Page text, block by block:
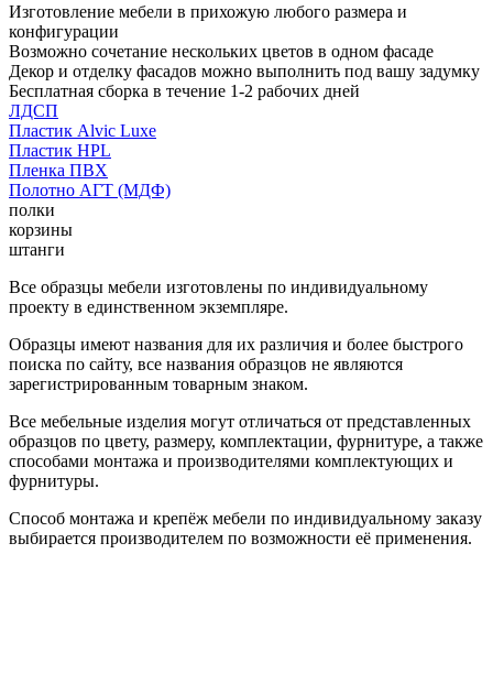
Изготовление мебели в прихожую любого размера и
конфигурации
Возможно сочетание нескольких цветов в одном фасаде
Декор и отделку фасадов можно выполнить под вашу задумку
Бесплатная сборка в течение 1-2 рабочих дней
ЛДСП
Пластик Alvic Luxe
Пластик HPL
Пленка ПВХ
Полотно АГТ (МДФ)
полки
корзины
штанги
Все образцы мебели изготовлены по индивидуальному
проекту в единственном экземпляре.
Образцы имеют названия для их различия и более быстрого
поиска по сайту, все названия образцов не являются
зарегистрированным товарным знаком.
Все мебельные изделия могут отличаться от представленных
образцов по цвету, размеру, комплектации, фурнитуре, а также
способами монтажа и производителями комплектующих и
фурнитуры.
Способ монтажа и крепёж мебели по индивидуальному заказу
выбирается производителем по возможности её применения.